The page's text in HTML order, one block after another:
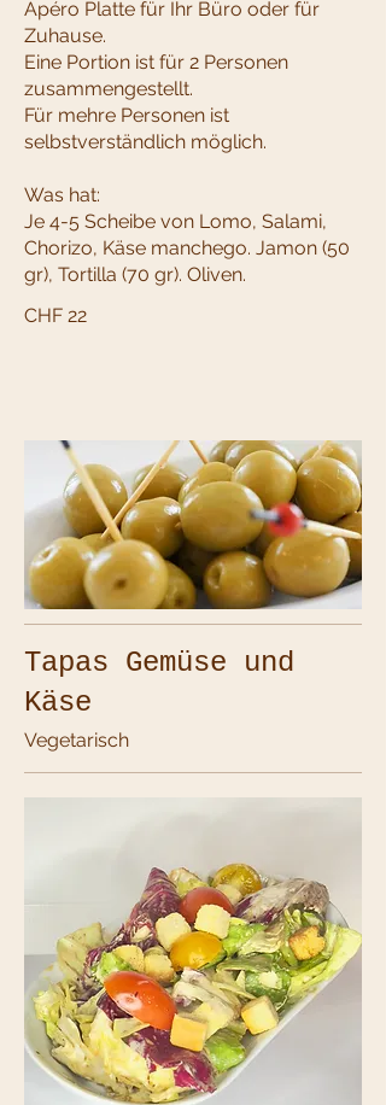
Apéro Platte für Ihr Büro oder für
Zuhause.
Eine Portion ist für 2 Personen
zusammengestellt.
Für mehre Personen ist
selbstverständlich möglich.
Was hat:
Je 4-5 Scheibe von Lomo, Salami,
Chorizo, Käse manchego. Jamon (50
CHF 22
Tapas Gemüse und
Käse
Vegetarisch